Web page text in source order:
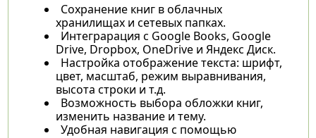
Сохранение книг в облачных
хранилищах и сетевых папках.
Интеграрация с Google Books, Google
Drive, Dropbox, OneDrive и Яндекс Диск.
Настройка отображение текста: шрифт,
цвет, масштаб, режим выравнивания,
высота строки и т.д.
Возможность выбора обложки книг,
изменить название и тему.
Удобная навигация с помощью